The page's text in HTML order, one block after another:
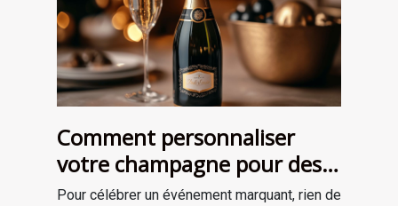
Comment personnaliser
votre champagne pour des
occasions spéciales ?
Pour célébrer un événement marquant, rien de